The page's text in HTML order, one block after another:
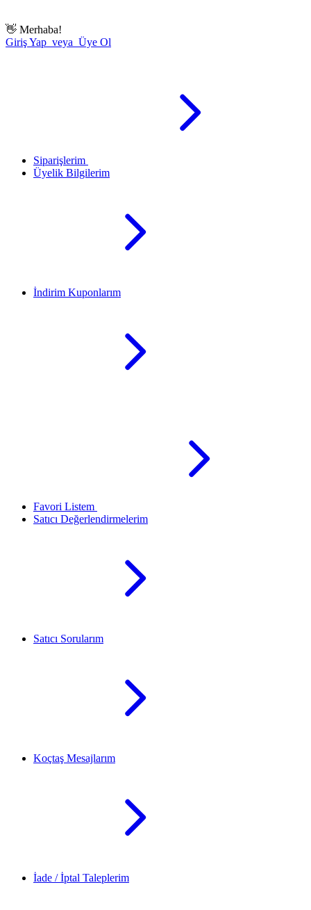
👋 Merhaba!
Giriş Yap veya Üye Ol
Siparişlerim
Üyelik Bilgilerim
İndirim Kuponlarım
Favori Listem
Satıcı Değerlendirmelerim
Satıcı Sorularım
Koçtaş Mesajlarım
İade / İptal Taleplerim